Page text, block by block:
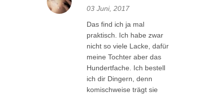
03 Juni, 2017
Das find ich ja mal
praktisch. Ich habe zwar
nicht so viele Lacke, dafür
meine Tochter aber das
Hundertfache. Ich bestell
ich dir Dingern, denn
komischweise trägt sie